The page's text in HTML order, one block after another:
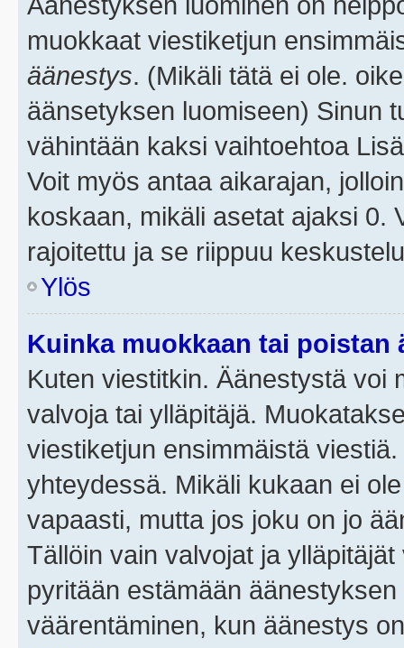
muokkaat viestiketjun
äänestys. (Mikäli tätä ei ole.
äänsetyksen luomiseen) Sinun
vähintään kaksi vaihtoehtoa
Voit myös antaa aikarajan,
koskaan, mikäli asetat ajaksi 0.
rajoitettu ja se riippuu
Ylös
Kuinka muokkaan tai poistan
Kuten viestitkin. Äänestystä voi
valvoja tai ylläpitäjä.
viestiketjun ensimmäistä
yhteydessä. Mikäli kukaan ei
vapaasti, mutta jos joku on jo
Tällöin vain valvojat ja
pyritään estämään
väärentäminen, kun äänestys